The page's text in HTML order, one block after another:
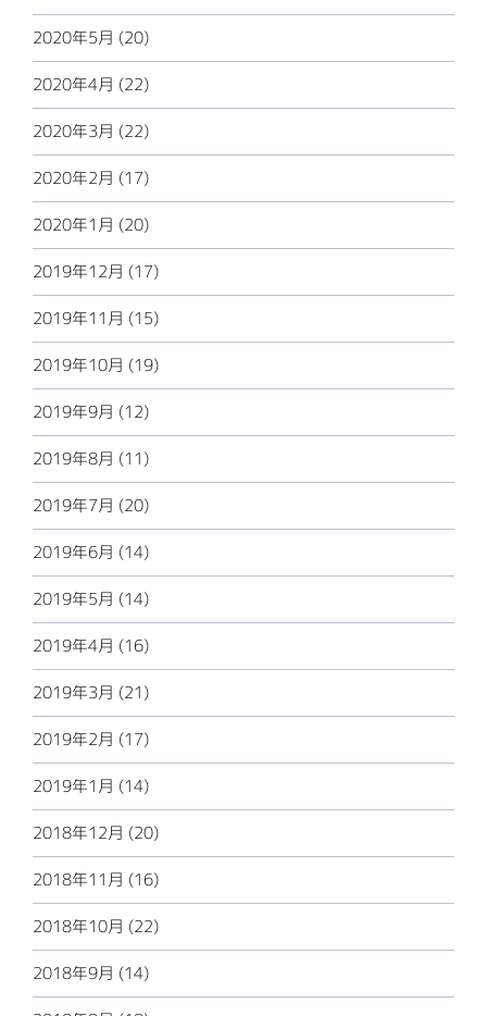
2020年5月 (20)
2020年4月 (22)
2020年3月 (22)
2020年2月 (17)
2020年1月 (20)
2019年12月 (17)
2019年11月 (15)
2019年10月 (19)
2019年9月 (12)
2019年8月 (11)
2019年7月 (20)
2019年6月 (14)
2019年5月 (14)
2019年4月 (16)
2019年3月 (21)
2019年2月 (17)
2019年1月 (14)
2018年12月 (20)
2018年11月 (16)
2018年10月 (22)
2018年9月 (14)